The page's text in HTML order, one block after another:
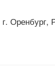
Оренбург,